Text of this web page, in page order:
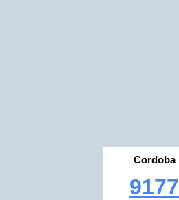
Cordoba
9177